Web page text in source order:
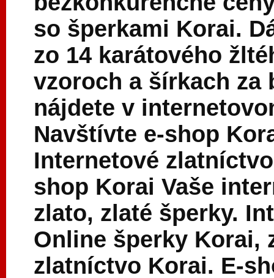
so šperkami Korai.
zo 14 karátového
vzoroch a šírkach za
nájdete v
Navštívte e-shop
Internetové
shop Korai Vaše
zlato, zlaté šperky.
Online šperky Korai,
zlatníctvo Korai. E-